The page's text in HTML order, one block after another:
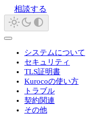
相談する
システムについて
セキュリティ
TLS証明書
Kurocoの使い方
トラブル
契約関連
その他